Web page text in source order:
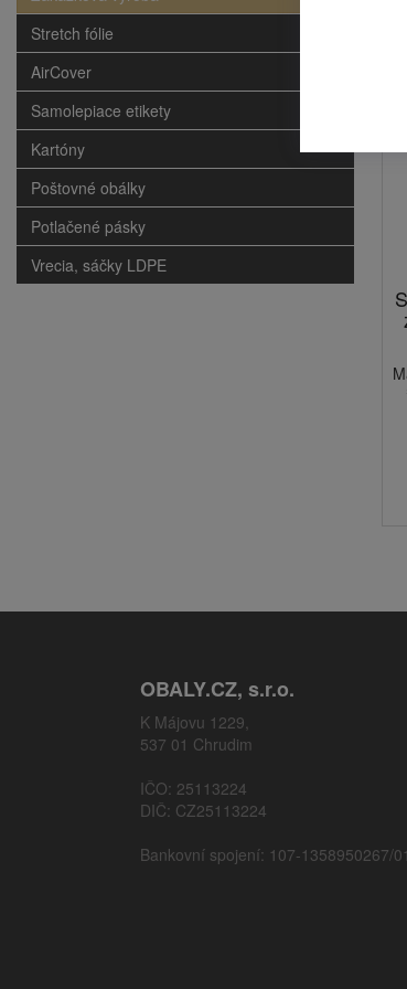
Stretch fólie
AirCover
Samolepiace etikety
Kartóny
Poštovné obálky
Potlačené pásky
Vrecia, sáčky LDPE
OBALY.CZ, s.r.o.
K Májovu 1229,
537 01 Chrudim
IČO: 25113224
DIČ: CZ25113224
Bankovní spojení: 107-1358950267/